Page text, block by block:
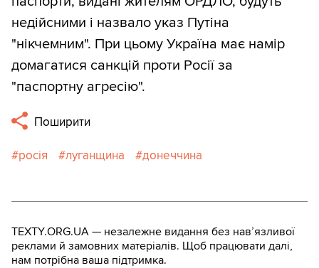
недійсними і назвало указ Путіна
"нікчемним". При цьому Україна має намір
домагатися санкцій проти Росії за
"паспортну агресію".
Поширити
росія луганщина донеччина
TEXTY.ORG.UA — незалежне видання без навʼязливої
реклами й замовних матеріалів. Щоб працювати далі,
нам потрібна ваша підтримка.